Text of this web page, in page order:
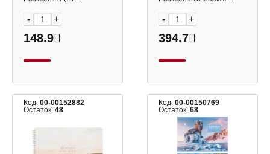
- +
148.9
- +
394.7
Код: 00-00152882
Остаток: 48
Код:00-00150769
Остаток:68